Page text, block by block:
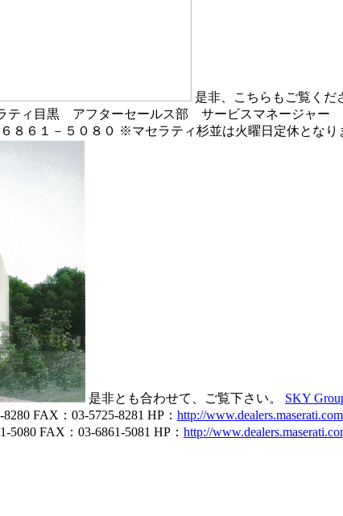
是非、こちらもご覧くだ
ラティ目黒 アフターセールス部 サービスマネージャ
６１－５０８０ ※マセラティ杉並は火曜日定休となり
是非とも合わせて、ご覧下さい。 SKY
FAX：03-5725-8281 HP： http://
FAX：03-6861-5081 HP： http://